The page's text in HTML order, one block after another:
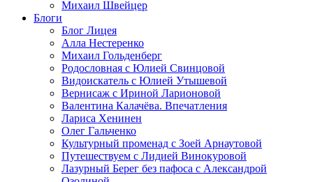
Михаил Швейцер
Блоги
Блог Лицея
Алла Нестеренко
Михаил Гольденберг
Родословная с Юлией Свинцовой
Видоискатель с Юлией Утышевой
Вернисаж с Ириной Ларионовой
Валентина Калачёва. Впечатления
Лариса Хенинен
Олег Гальченко
Культурный променад с Зоей Арнаутовой
Путешествуем с Лидией Винокуровой
Лазурный Берег без пафоса с Александрой